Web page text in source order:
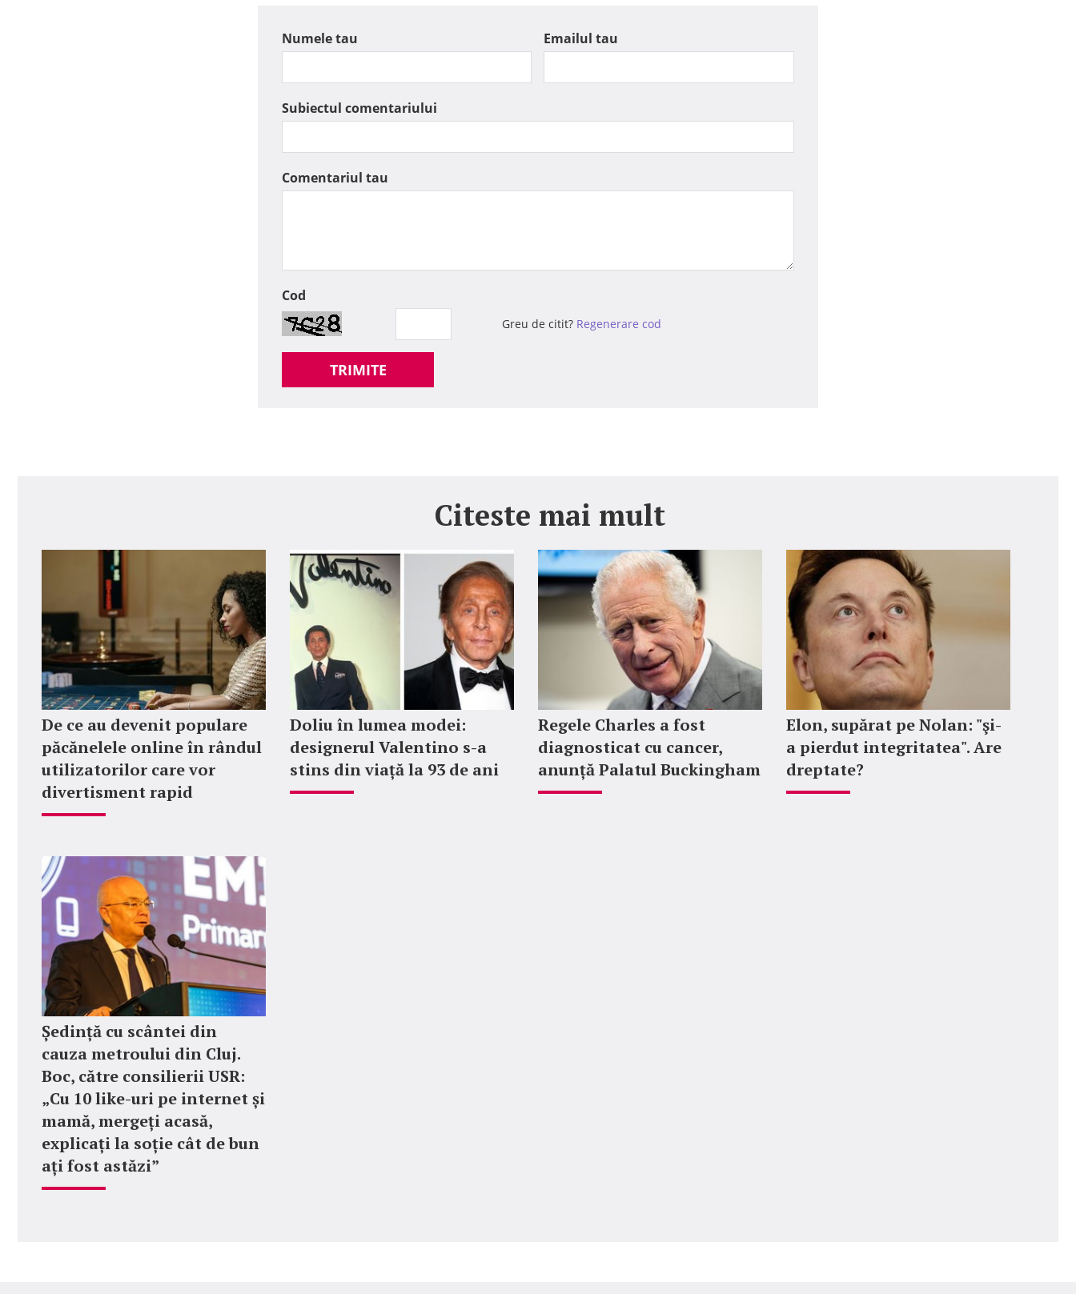
Numele tau Emailul tau
Subiectul comentariului
Comentariul tau
Cod
Greu de citit? Regenerare cod
TRIMITE
Citeste mai mult
De ce au devenit populare
păcănelele online în rândul
utilizatorilor care vor
divertisment rapid
Doliu în lumea modei:
designerul Valentino s-a
stins din viață la 93 de ani
Regele Charles a fost
diagnosticat cu cancer,
anunță Palatul Buckingham
Elon, supărat pe Nolan: "şi-
a pierdut integritatea". Are
dreptate?
Ședință cu scântei din
cauza metroului din Cluj.
Boc, către consilierii USR:
„Cu 10 like-uri pe internet și
mamă, mergeți acasă,
explicați la soție cât de bun
ați fost astăzi”